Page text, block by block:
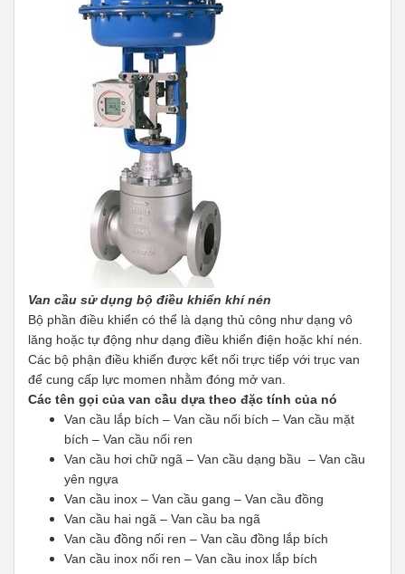
Van cầu sử dụng bộ điều khiển khí nén
Bộ phần điều khiển có thể là dạng thủ công như dạng vô
lăng hoặc tự động như dạng điều khiển điện hoặc khí nén.
Các bộ phận điều khiển được kết nối trực tiếp với trục van
để cung cấp lực momen nhằm đóng mở van.
Các tên gọi của van cầu dựa theo đặc tính của nó
Van cầu lắp bích – Van cầu nối bích – Van cầu mặt
bích – Van cầu nối ren
Van cầu hơi chữ ngã – Van cầu dạng bầu – Van cầu
yên ngựa
Van cầu inox – Van cầu gang – Van cầu đồng
Van cầu hai ngã – Van cầu ba ngã
Van cầu đồng nối ren – Van cầu đồng lắp bích
Van cầu inox nối ren – Van cầu inox lắp bích